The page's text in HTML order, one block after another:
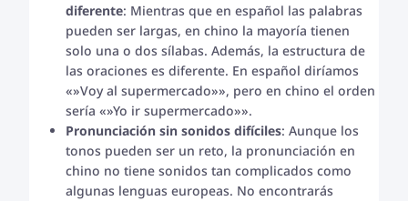
diferente: Mientras que en español las palabras
pueden ser largas, en chino la mayoría tienen
solo una o dos sílabas. Además, la estructura de
las oraciones es diferente. En español diríamos
«»Voy al supermercado»», pero en chino el orden
sería «»Yo ir supermercado»».
Pronunciación sin sonidos difíciles: Aunque los
tonos pueden ser un reto, la pronunciación en
chino no tiene sonidos tan complicados como
algunas lenguas europeas. No encontrarás